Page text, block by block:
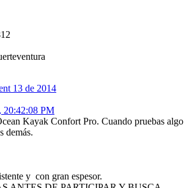
13 de 2014
20:42:08 PM
Kayak Confort Pro. Cuando pruebas algo
demás.
y con gran espesor.